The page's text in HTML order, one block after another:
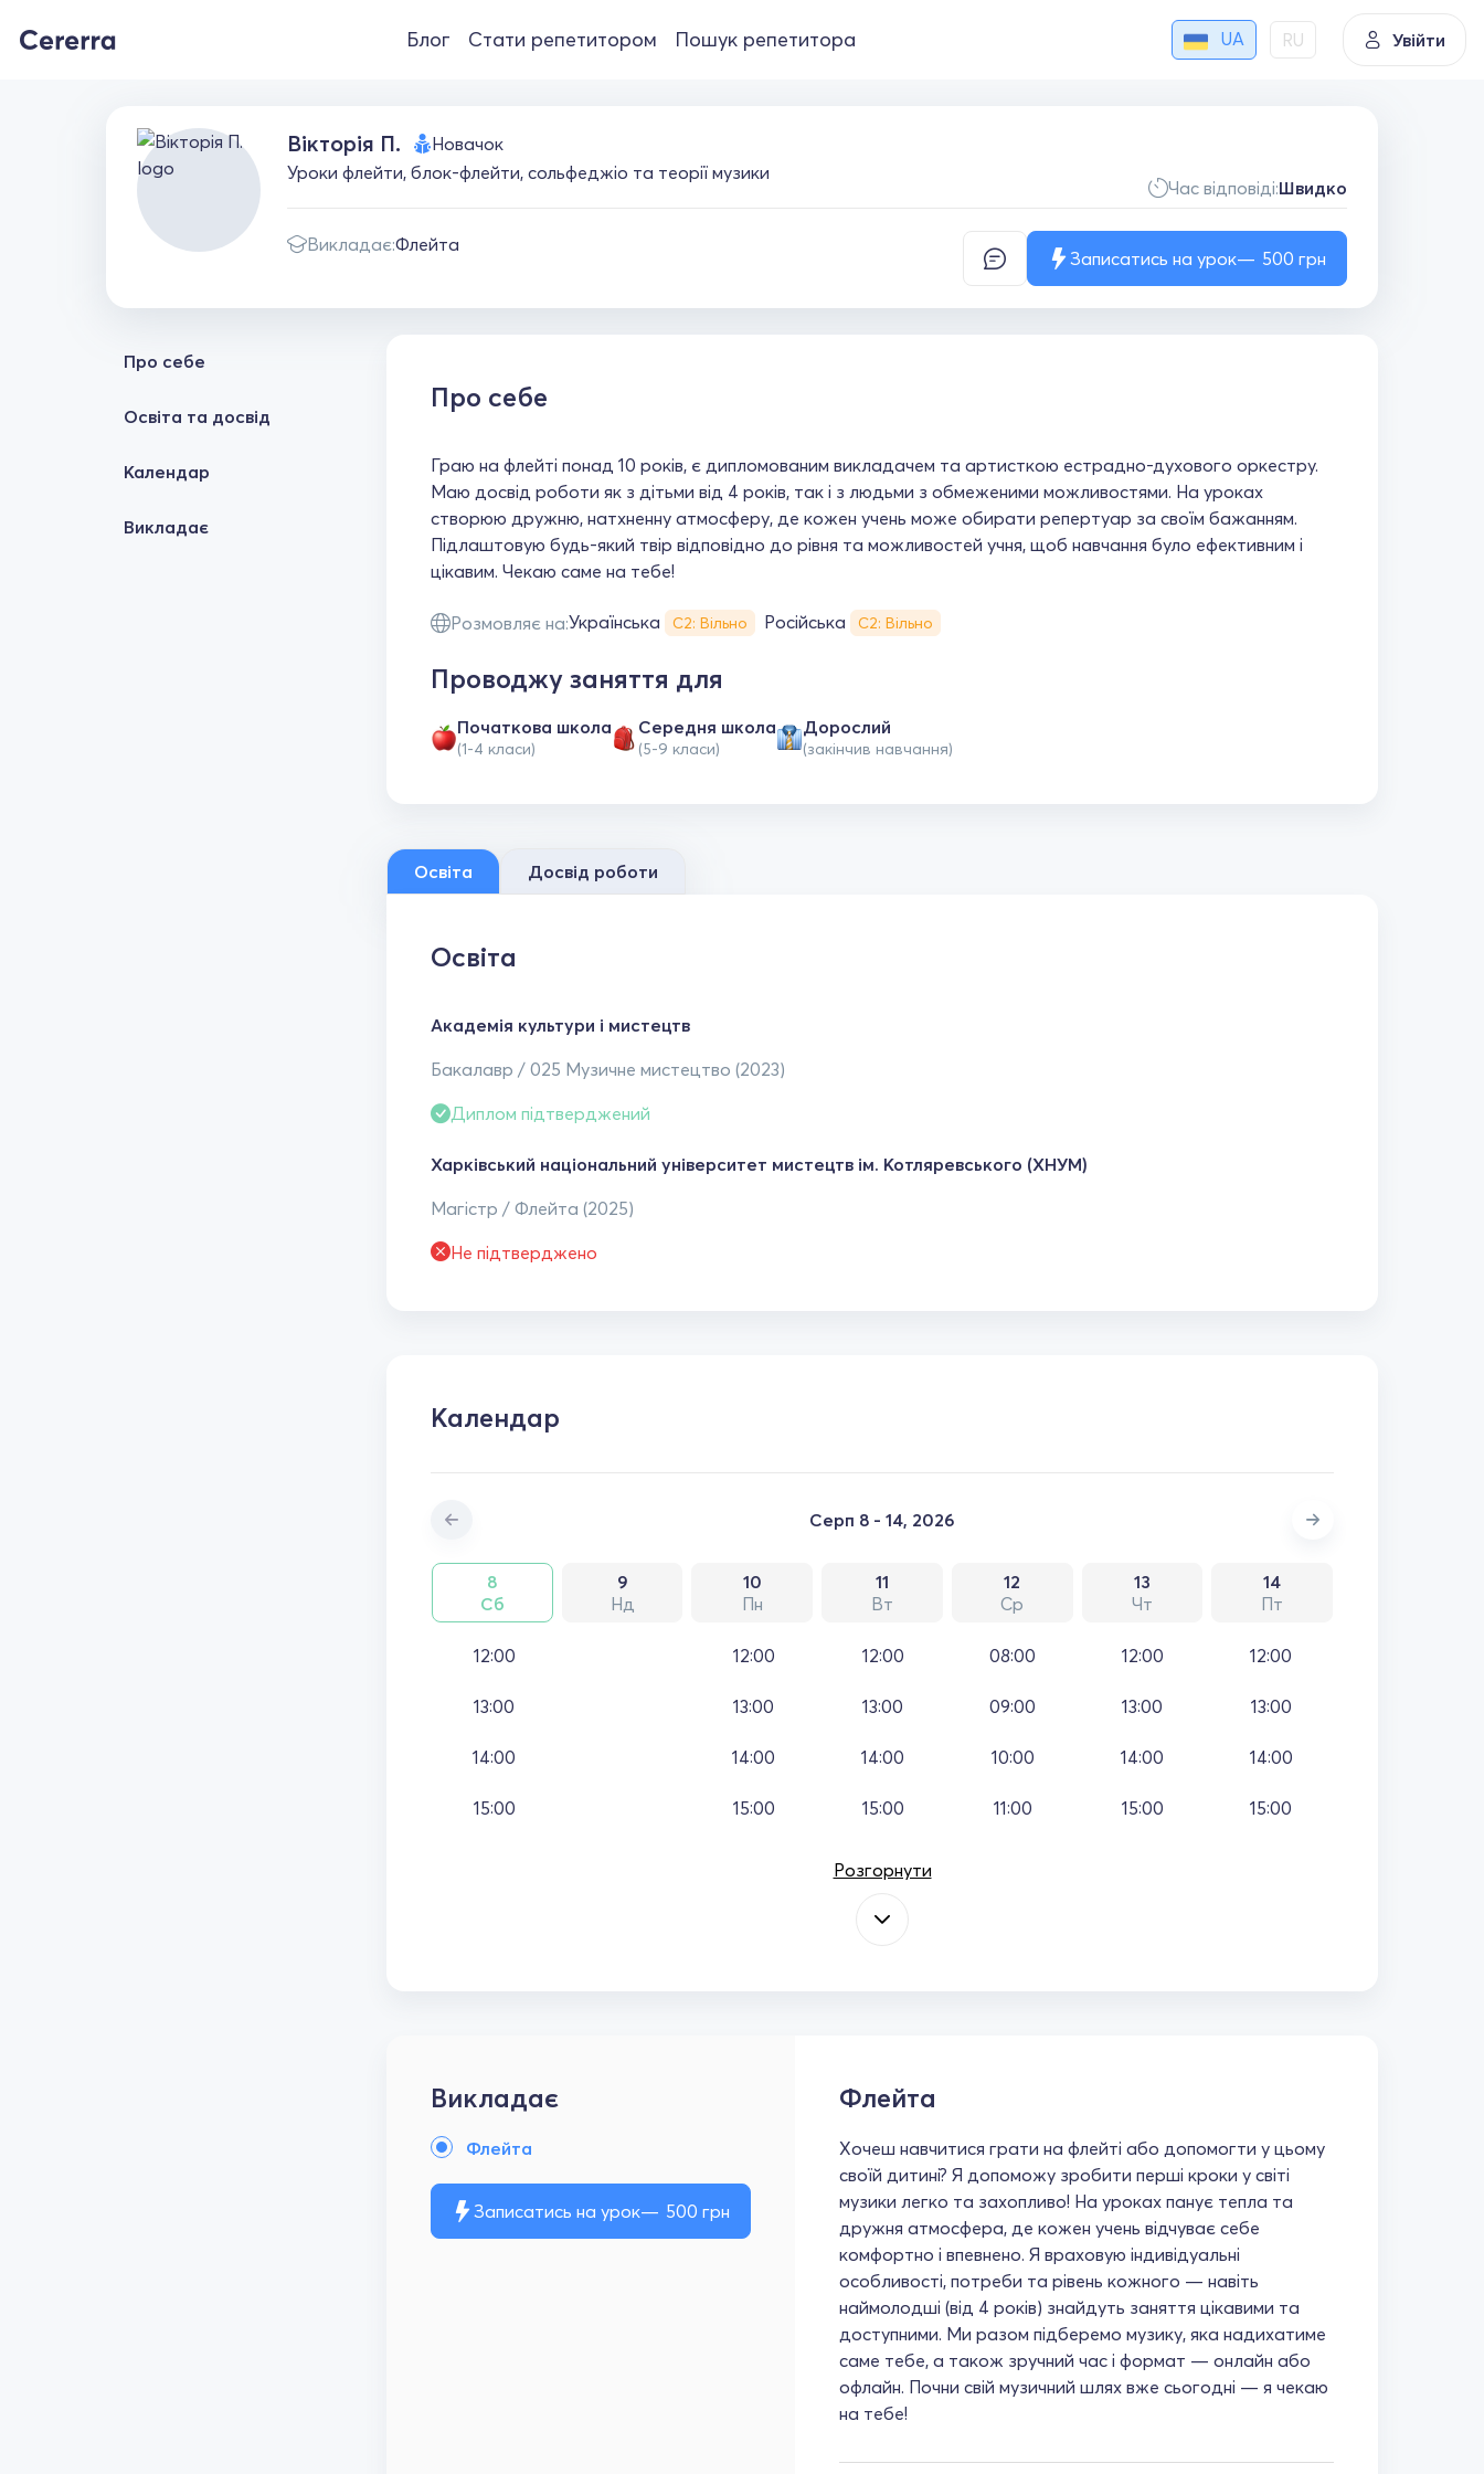
Блог Стати репетитором Пошук репетитора UA RU Увійти
Вікторія П.
Новачок
Уроки флейти, блок-флейти, сольфеджіо та теорії музики
Викладає:Флейта
Час відповіді:Швидко
Записатись на урок 500 грн
Про себе
Освіта та досвід
Календар
Викладає
Про себе
Граю на флейті понад 10 років, є дипломованим викладачем та артисткою естрадно-духового оркестру.
Маю досвід роботи як з дітьми від 4 років, так і з людьми з обмеженими можливостями. На уроках
створюю дружню, натхненну атмосферу, де кожен учень може обирати репертуар за своїм бажанням.
Підлаштовую будь-який твір відповідно до рівня та можливостей учня, щоб навчання було ефективним і
цікавим. Чекаю саме на тебе!
Розмовляє на:Українська С2: Вільно Російська С2: Вільно
Проводжу заняття для
Початкова школа
(1-4 класи)
Середня школа
(5-9 класи)
Дорослий
(закінчив навчання)
Освіта Досвід роботи
Освіта
Академія культури і мистецтв
Бакалавр / 025 Музичне мистецтво (2023)
Диплом підтверджений
Харківський національний університет мистецтв ім. Котляревського (ХНУМ)
Магістр / Флейта (2025)
Не підтверджено
Календар
Серп 8 - 14, 2026
8
Сб
9
Нд
10
Пн
11
Вт
12
Ср
13
Чт
14
Пт
12:00
13:00
14:00
15:00
12:00
13:00
14:00
15:00
12:00
13:00
14:00
15:00
08:00
09:00
10:00
11:00
12:00
13:00
14:00
15:00
12:00
13:00
14:00
15:00
Розгорнути
Викладає
Флейта
Записатись на урок 500 грн
Флейта
Хочеш навчитися грати на флейті або допомогти у цьому
своїй дитині? Я допоможу зробити перші кроки у світі
музики легко та захопливо! На уроках панує тепла та
дружня атмосфера, де кожен учень відчуває себе
комфортно і впевнено. Я враховую індивідуальні
особливості, потреби та рівень кожного — навіть
наймолодші (від 4 років) знайдуть заняття цікавими та
доступними. Ми разом підберемо музику, яка надихатиме
саме тебе, а також зручний час і формат — онлайн або
офлайн. Почни свій музичний шлях вже сьогодні — я чекаю
на тебе!